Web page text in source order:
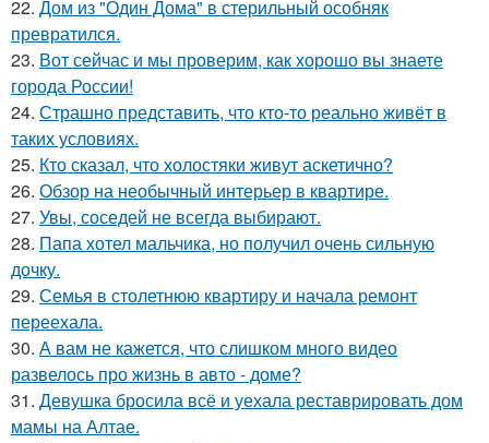
22. Дом из "Один Дома" в стерильный особняк
превратился.
23. Вот сейчас и мы проверим, как хорошо вы знаете
города России!
24. Страшно представить, что кто-то реально живёт в
таких условиях.
25. Кто сказал, что холостяки живут аскетично?
26. Обзор на необычный интерьер в квартире.
27. Увы, соседей не всегда выбирают.
28. Папа хотел мальчика, но получил очень сильную
дочку.
29. Семья в столетнюю квартиру и начала ремонт
переехала.
30. А вам не кажется, что слишком много видео
развелось про жизнь в авто - доме?
31. Девушка бросила всё и уехала реставрировать дом
мамы на Алтае.